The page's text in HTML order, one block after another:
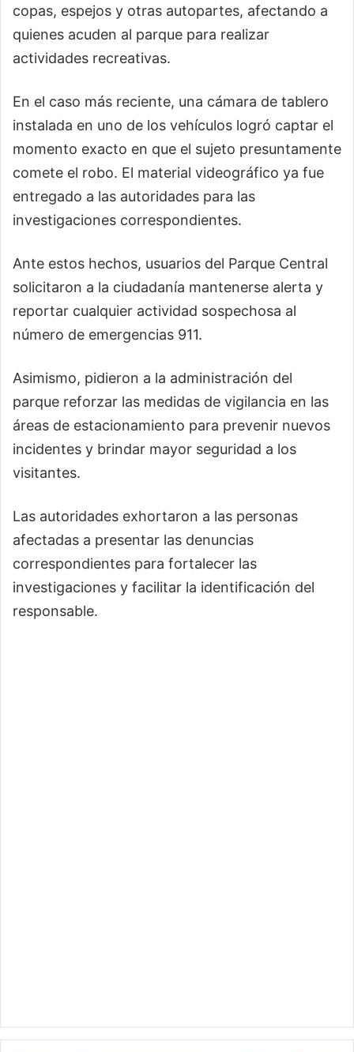
copas, espejos y otras autopartes, afectando a
quienes acuden al parque para realizar
actividades recreativas.
En el caso más reciente, una cámara de tablero
instalada en uno de los vehículos logró captar el
momento exacto en que el sujeto presuntamente
comete el robo. El material videográfico ya fue
entregado a las autoridades para las
investigaciones correspondientes.
Ante estos hechos, usuarios del Parque Central
solicitaron a la ciudadanía mantenerse alerta y
reportar cualquier actividad sospechosa al
número de emergencias 911.
Asimismo, pidieron a la administración del
parque reforzar las medidas de vigilancia en las
áreas de estacionamiento para prevenir nuevos
incidentes y brindar mayor seguridad a los
visitantes.
Las autoridades exhortaron a las personas
afectadas a presentar las denuncias
correspondientes para fortalecer las
investigaciones y facilitar la identificación del
responsable.